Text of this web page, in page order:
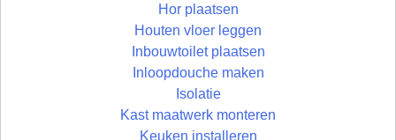
Hor plaatsen
Houten vloer leggen
Inbouwtoilet plaatsen
Inloopdouche maken
Isolatie
Kast maatwerk monteren
Keuken installeren